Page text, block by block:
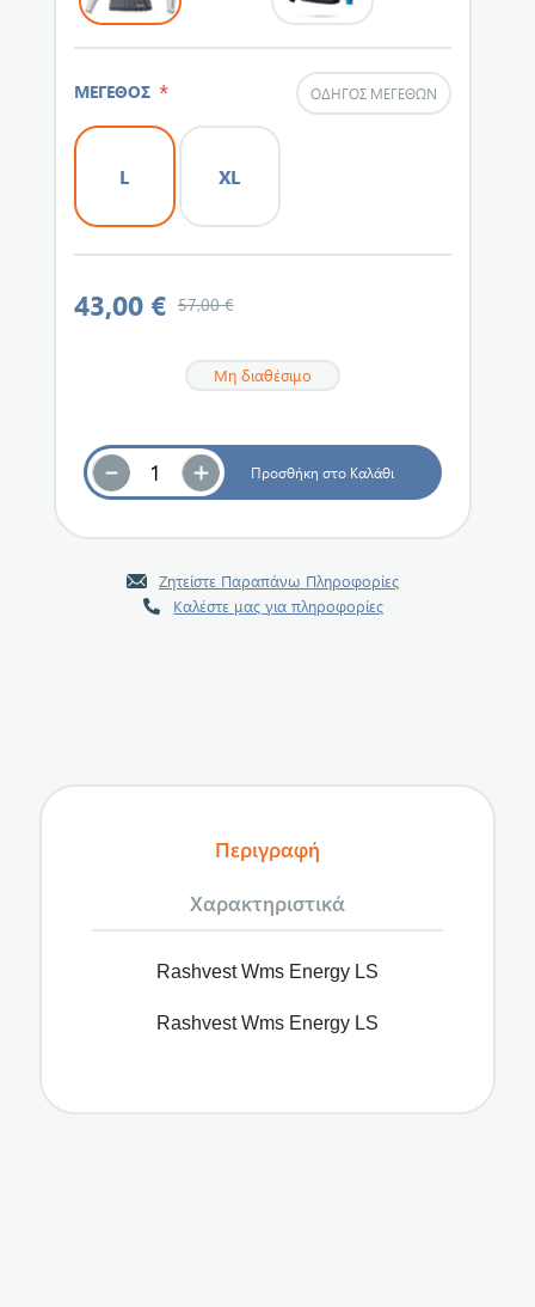
ΜΕΓΕΘΟΣ * ΟΔΗΓΌΣ ΜΕΓΕΘΏΝ
L XL
43,00 € 57,00 €
Μη διαθέσιμο
Ζητείστε Παραπάνω Πληροφορίες
Καλέστε μας για πληροφορίες
Περιγραφή
Χαρακτηριστικά
Rashvest Wms Energy LS
Rashvest Wms Energy LS